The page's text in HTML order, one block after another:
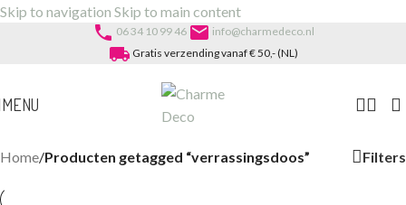
Skip to navigation Skip to main content
phone 06 34 10 99 46 email info@charmedeco.nl
local_shipping Gratis verzending vanaf € 50,- (NL)
MENU
Home/Producten getagged “verrassingsdoos” Filters